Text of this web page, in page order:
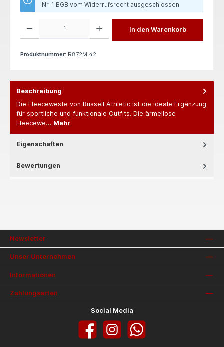
Nr. 1 BGB vom Widerrufsrecht ausgeschlossen
In den Warenkorb
Produktnummer: R872M.42
Beschreibung
Die Fleeceweste von Russell Athletic ist die ideale Ergänzung
für sportliche und funktionale Outfits. Die ärmellose
Fleecewe… Mehr
Eigenschaften
Bewertungen
Newsletter
Unser Unternehmen
Informationen
Zahlungsarten
Social Media
Facebook InstagramWhatsApp